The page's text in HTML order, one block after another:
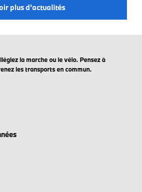
plus d'actualités
la marche ou le vélo. Pensez à
les transports en commun.